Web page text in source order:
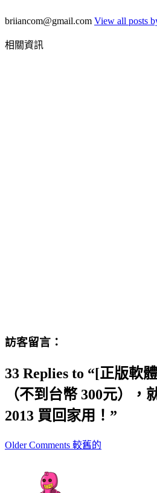
briiancom@gmail.com View all posts
相關資訊
訪客留言：
33 Replies to “[正版軟
（不到台幣 300元），
2013 買回家用！”
Comment
Older Comments 較舊的